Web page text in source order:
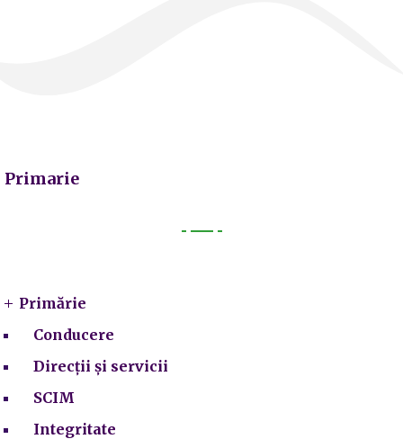
Primarie
Primărie
Conducere
Direcții și servicii
SCIM
Integritate